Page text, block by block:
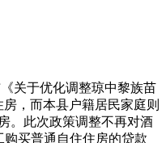
关于优化调整琼中黎族苗
，而本县户籍居民家庭则
。此次政策调整不再对酒
购买普通自住住房的贷款